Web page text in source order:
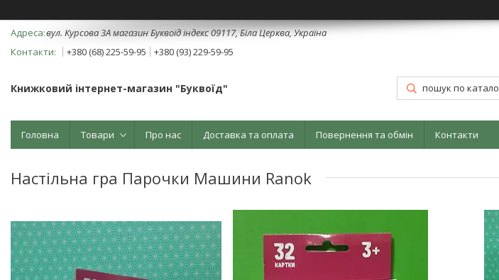
вул. Курсова 3А магазин Буквоїд індекс 09117, Біла Церква, Україна
+380 (68) 225-59-95
+380 (93) 229-59-95
Книжковий інтернет-магазин "Буквоїд"
Головна Товари Про нас Доставка та оплата Повернення та обмін Контакти
Настільна гра Парочки Машини Ranok